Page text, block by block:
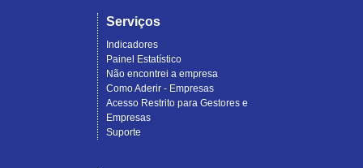
Serviços
Indicadores
Painel Estatístico
Não encontrei a empresa
Como Aderir - Empresas
Acesso Restrito para Gestores e
Empresas
Suporte